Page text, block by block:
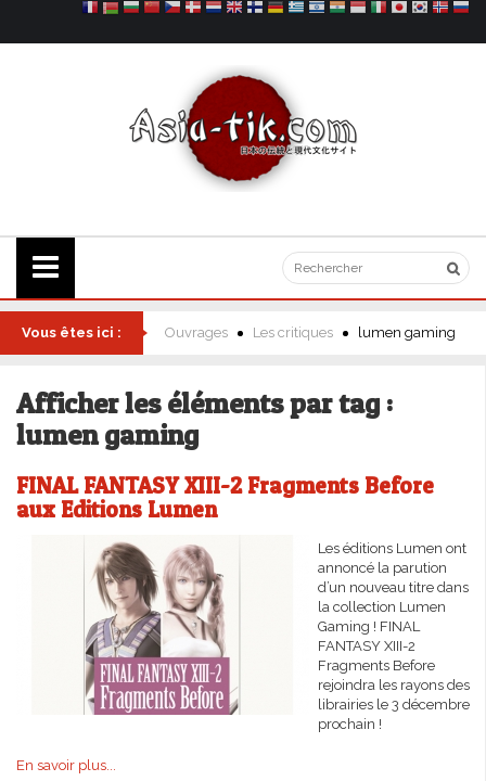
Vous êtes ici : Ouvrages Les critiques lumen gaming
Afficher les éléments par tag :
lumen gaming
FINAL FANTASY XIII-2 Fragments Before
aux Editions Lumen
Les éditions Lumen ont
annoncé la parution
d’un nouveau titre dans
la collection Lumen
Gaming ! FINAL
FANTASY XIII-2
Fragments Before
rejoindra les rayons des
librairies le 3 décembre
prochain !
En savoir plus...